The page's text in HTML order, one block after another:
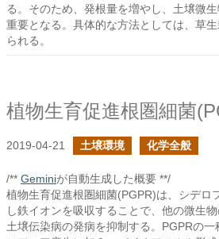
る。そのため、発根量を増やし、土壌微
重要となる。具体的な方法としては、草
られる。
植物生育促進根圏細菌
2019-04-21 土壌環境 化学全般
/** Geminiが自動生成した概要 **/
植物生育促進根圏細菌(PGPR)は、シデロ
し鉄イオンを吸収することで、他の微生物
土壌伝染病の発病を抑制する。PGPRの